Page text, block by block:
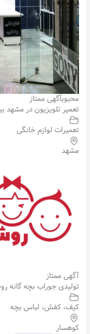
محبوبآگهی ممتاز
تعمیر تلویزیون در مشهد بین مدرس 3
تعمیرات لوازم خانگی
مشهد
آگهی ممتاز
تولیدی جوراب بچه گانه
کیف، کفش، لباس بچه
کوهسار